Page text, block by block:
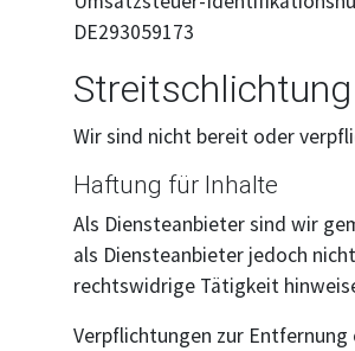
DE293059173
Streitschlichtung
Wir sind nicht bereit oder
Haftung für Inhalte
Als Diensteanbieter sind wir
als Diensteanbieter jedoch
rechtswidrige Tätigkeit
Verpflichtungen zur